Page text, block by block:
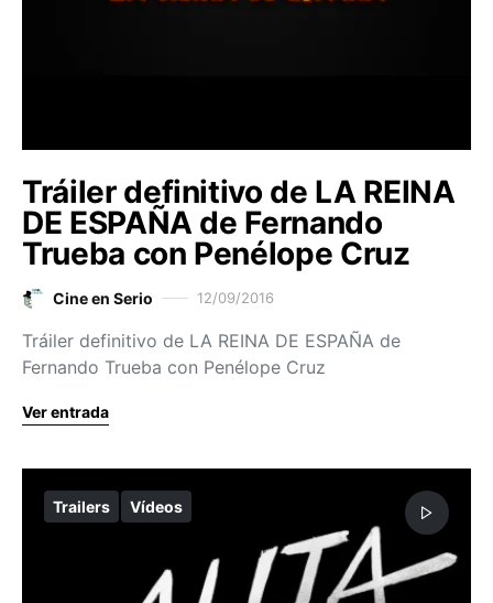
Tráiler definitivo de LA REINA
DE ESPAÑA de Fernando
Trueba con Penélope Cruz
Cine en Serio 12/09/2016
Tráiler definitivo de LA REINA DE ESPAÑA de
Fernando Trueba con Penélope Cruz
Ver entrada
Trailers Vídeos